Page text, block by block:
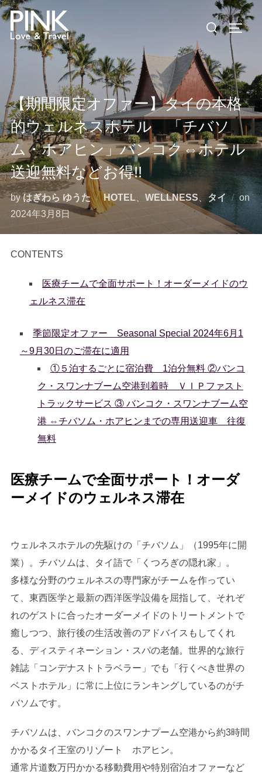
コ
ン
ス
キ
ッ
プ
検
対
象:
サイド
【期間限定オファー】タイの本格
的ウェルネスホテル 「チバソ
ム・ホアヒン」バンコク⇔ホテル
送迎無料などお得!!
byはぎわら ゆうた HOTEL、 WELLNESS タイ
on
投
2024年3月8日
CONTENTS
医療チームで全面サポート！オーダーメイドのウ
ェルネス滞在
季節限定オファー Seasonal Special 2024年6月1
～9月30日のご滞在に適用
①５泊するごとに宿泊費 1泊分無料 ②バンコ
ク・スワンナブーム空港到着時 ＶＩＰファスト
トラックサービス ③ バンコク・スワンナブーム空
港 ⇔チバソム・ホアヒンまでの専用送迎車 往復
無料
医療チームで全面サポート！オーダ
ーメイドのウェルネス滞在
ウェルネスホテルの先駆けの「チバソム」（1995年に開
業）。チバソムは、タイ語で「くつろぎの隠れ家」。
多様な分野のウェルネスの専門家がチームを作ってい
て、東西医学と最新の西洋医学設備を屈指して、それぞ
れのゲストに合ったオーダーメイドのトリートメントで
癒しつつ、旅行後の生活改善のアドバイスもしてくれ
る、ディスティネーション・スパの老舗。世界的な旅行
雑誌「コンデナストトラベラー」でも「行くべき世界の
ベストホテル」に常に上位にランキングしているのがチ
バソムです。
チバソムは、バンコクのスワンナプーム空港から約3時間
かかるタイ王室のリゾート ホアヒン。
通常片道数万円かかる移動費用や特別宿泊オファーなど